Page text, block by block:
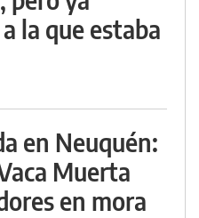
la que estaba
en Neuquén:
Muerta
en mora